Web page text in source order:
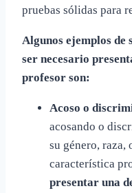
pruebas sólidas para
Algunos ejemplos de
ser necesario
profesor son:
Acoso o
acosando o
su género, raza,
característica
presentar una